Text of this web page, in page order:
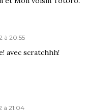
à 20:55
avec scratchhh!
à 21:04